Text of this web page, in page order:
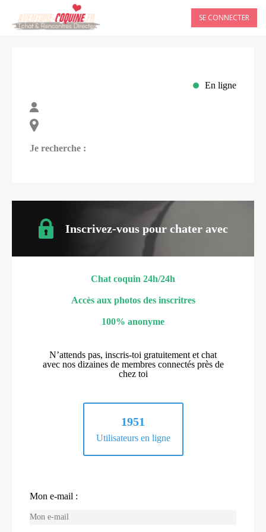
SE CONNECTER
En ligne
Je recherche :
Inscrivez-vous pour chater avec
Chat coquin 24h/24h
Accès aux photos des inscritres
100% anonyme
N’attends pas, inscris-toi gratuitement et chat
avec nos dizaines de membres connectés près de
chez toi
1951
Utilisateurs en ligne
Mon e-mail :